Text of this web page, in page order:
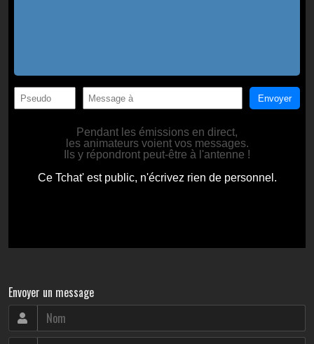
Envoyer un message